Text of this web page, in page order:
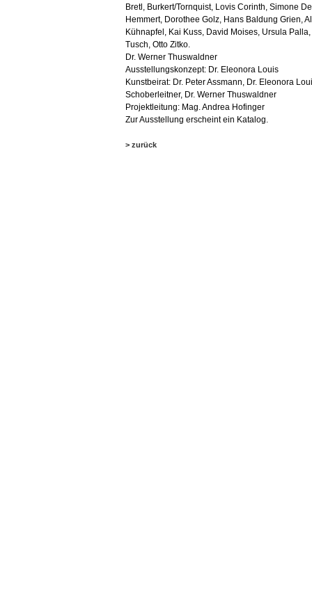
Bretl, Burkert/Tornquist, Lovis Corinth, Simone
Hemmert, Dorothee Golz, Hans Baldung Grien,
Kühnapfel, Kai Kuss, David Moises, Ursula
Tusch, Otto Zitko.
Dr. Werner Thuswaldner
Ausstellungskonzept: Dr. Eleonora Louis
Kunstbeirat: Dr. Peter Assmann, Dr. Eleonora
Schoberleitner, Dr. Werner Thuswaldner
Projektleitung: Mag. Andrea Hofinger
Zur Ausstellung erscheint ein Katalog.
> zurück